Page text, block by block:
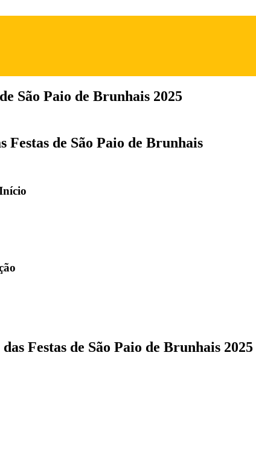
São Paio de Brunhais 2025
Festas de São Paio de Brunhais
Festas de São Paio de Brunhais 2025